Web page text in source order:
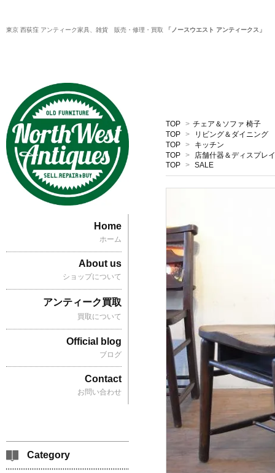
東京 西荻窪 アンティーク家具、雑貨 販売・修理・買取 「ノースウエスト アンティークス」
TOP > チェア＆ソファ 椅子
TOP >
リビング＆ダイニング
TOP >
キッチン
TOP >
店舗什器＆ディスプレイ
TOP > SALE
Home
ホーム
About us
ショップについて
アンティーク買取
買取について
Official blog
ブログ
Contact
お問い合わせ
Category